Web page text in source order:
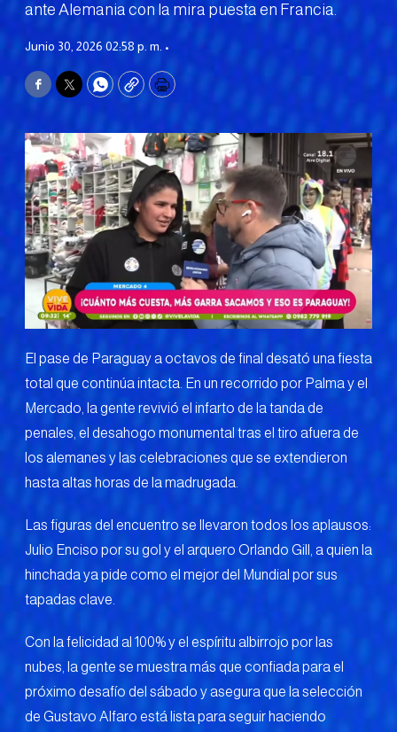
ante Alemania con la mira puesta en Francia.
Junio 30, 2026 02:58 p. m. •
Facebook
TwitterWhatsApp
CopyPrint
El pase de Paraguay a octavos de final desató una fiesta
total que continúa intacta. En un recorrido por Palma y el
Mercado, la gente revivió el infarto de la tanda de
penales, el desahogo monumental tras el tiro afuera de
los alemanes y las celebraciones que se extendieron
hasta altas horas de la madrugada.
Las figuras del encuentro se llevaron todos los aplausos:
Julio Enciso por su gol y el arquero Orlando Gill, a quien la
hinchada ya pide como el mejor del Mundial por sus
tapadas clave.
Con la felicidad al 100% y el espíritu albirrojo por las
nubes, la gente se muestra más que confiada para el
próximo desafío del sábado y asegura que la selección
de Gustavo Alfaro está lista para seguir haciendo